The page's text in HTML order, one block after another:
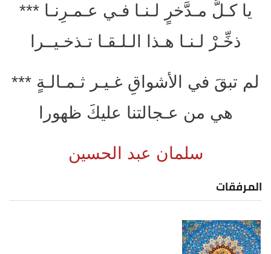
يا كـلَّ مـدَّخرٍ لـنـا فـي عـمـرِنـا ***
ذخِّـرْ لـنـا هـذا الـلـقـا تـذخـيــرا
لم تبقَ في الأشواقِ غـيـر ثـمـالـةٍ ***
هي من عـجالتنا عليكَ ظهورا
سلمان عبد الحسين
المرفقات